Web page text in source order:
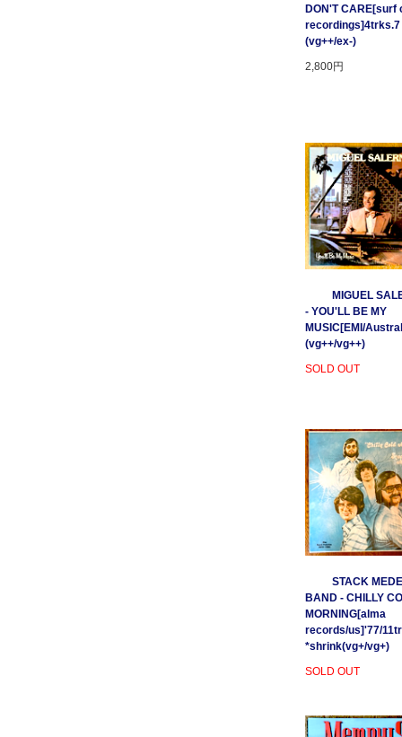
DON'T CARE[surf
recordings]4trks.7
(vg++/ex-)
2,800円
MIGUEL
- YOU'LL BE MY
MUSIC[EMI/
(vg++/vg++)
SOLD OUT
STACK
BAND - CHILLY
MORNING[alma
records/us]'77/
*shrink(vg+/vg+)
SOLD OUT